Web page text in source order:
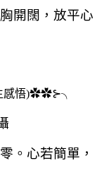
開闊，放平心
。心若簡單，